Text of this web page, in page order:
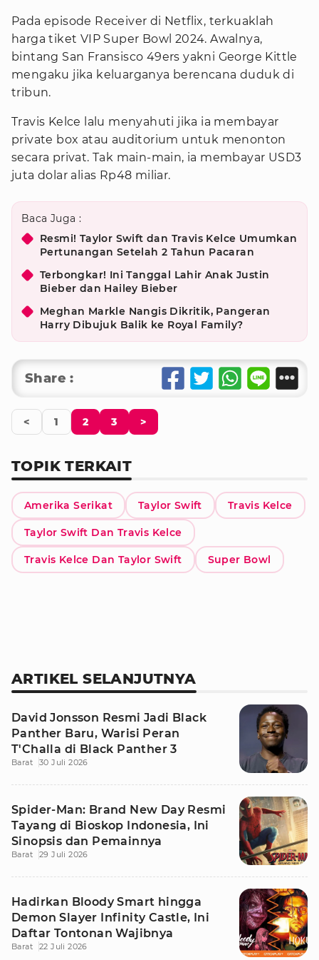
Pada episode Receiver di Netflix, terkuaklah
harga tiket VIP Super Bowl 2024. Awalnya,
bintang San Fransisco 49ers yakni George Kittle
mengaku jika keluarganya berencana duduk di
tribun.
Travis Kelce lalu menyahuti jika ia membayar
private box atau auditorium untuk menonton
secara privat. Tak main-main, ia membayar USD3
juta dolar alias Rp48 miliar.
Baca Juga :
Resmi! Taylor Swift dan Travis Kelce Umumkan
Pertunangan Setelah 2 Tahun Pacaran
Terbongkar! Ini Tanggal Lahir Anak Justin
Bieber dan Hailey Bieber
Meghan Markle Nangis Dikritik, Pangeran
Harry Dibujuk Balik ke Royal Family?
Share :
< 1 2 3 >
TOPIK TERKAIT
Amerika Serikat Taylor Swift Travis Kelce
Taylor Swift Dan Travis Kelce
Travis Kelce Dan Taylor Swift Super Bowl
ARTIKEL SELANJUTNYA
David Jonsson Resmi Jadi Black
Panther Baru, Warisi Peran
T'Challa di Black Panther 3
Barat 30 Juli 2026
Spider-Man: Brand New Day Resmi
Tayang di Bioskop Indonesia, Ini
Sinopsis dan Pemainnya
Barat 29 Juli 2026
Hadirkan Bloody Smart hingga
Demon Slayer Infinity Castle, Ini
Daftar Tontonan Wajibnya
Barat 22 Juli 2026